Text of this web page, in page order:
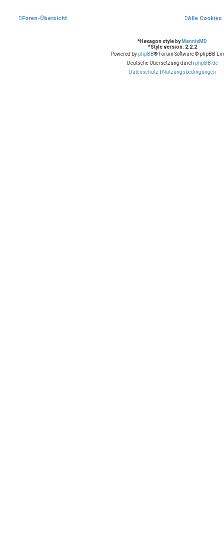
Foren-Übersicht Alle
*Hexagon style by MannixMD
*Style version: 2.2.2
Powered by phpBB® Forum Software © phpBB
Deutsche Übersetzung durch phpBB.de
Datenschutz
Nutzungsbedingungen